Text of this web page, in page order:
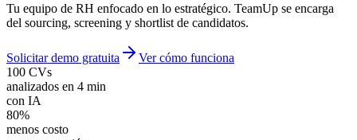
Tu equipo de RH enfocado en lo estratégico. TeamUp se encarga
del sourcing, screening y shortlist de candidatos.
Solicitar demo gratuita
Ver cómo funciona
100 CVs
analizados en 4 min
con IA
80%
menos costo